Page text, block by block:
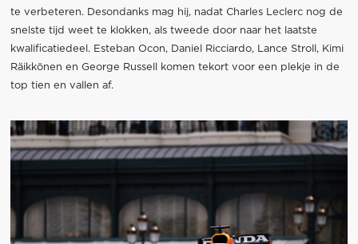
te verbeteren. Desondanks mag hij, nadat Charles Leclerc nog de
snelste tijd weet te klokken, als tweede door naar het laatste
kwalificatiedeel. Esteban Ocon, Daniel Ricciardo, Lance Stroll, Kimi
Räikkönen en George Russell komen tekort voor een plekje in de
top tien en vallen af.